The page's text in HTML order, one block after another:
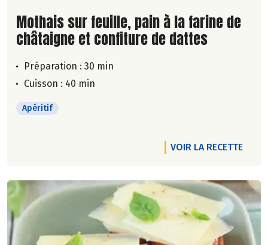
Lire la suite de la recette
Mothais sur feuille, pain à la farine de
châtaigne et confiture de dattes
Préparation : 30 min
Cuisson : 40 min
Apéritif
VOIR LA RECETTE